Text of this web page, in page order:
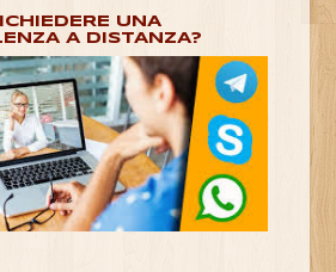
UNA
A DISTANZA?